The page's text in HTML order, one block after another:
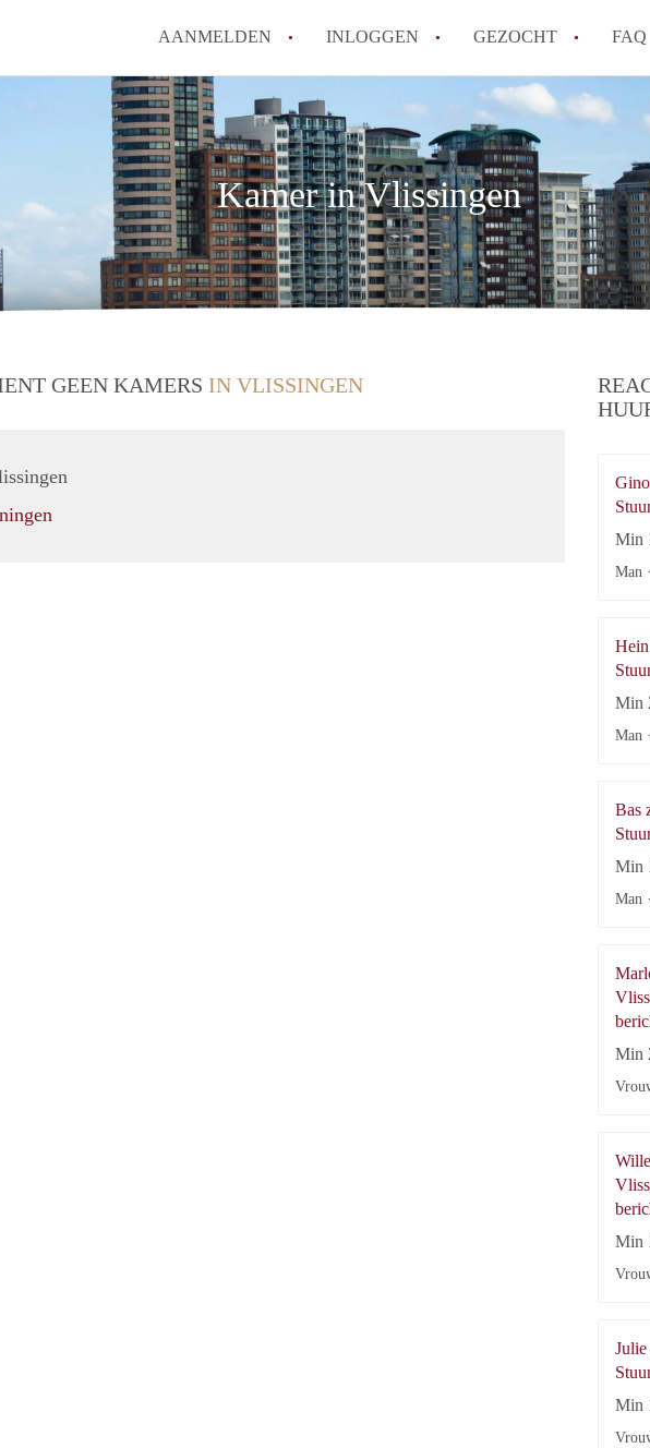
AANMELDEN INLOGGEN GEZOCHT FAQ
How to translate KamerVlissingen!
Wat is KamerVlissingen?
Hoeveel kost het om te reageren op
Wat is de privacyverklaring van
Berekent KamerVlissingen
Alle veelgestelde vragen
Kamer in Vlissingen
GEEN KAMERS IN VLISSINGEN
Min
Man ·
Min
Man ·
Bas
Min
Man ·
Min
Min
Julie
Min